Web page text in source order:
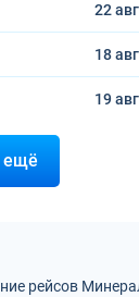
22
18
19
ещё
рейсов